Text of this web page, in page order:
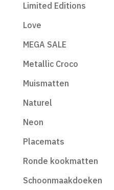
Limited Editions
Love
MEGA SALE
Metallic Croco
Muismatten
Naturel
Neon
Placemats
Ronde kookmatten
Schoonmaakdoeken